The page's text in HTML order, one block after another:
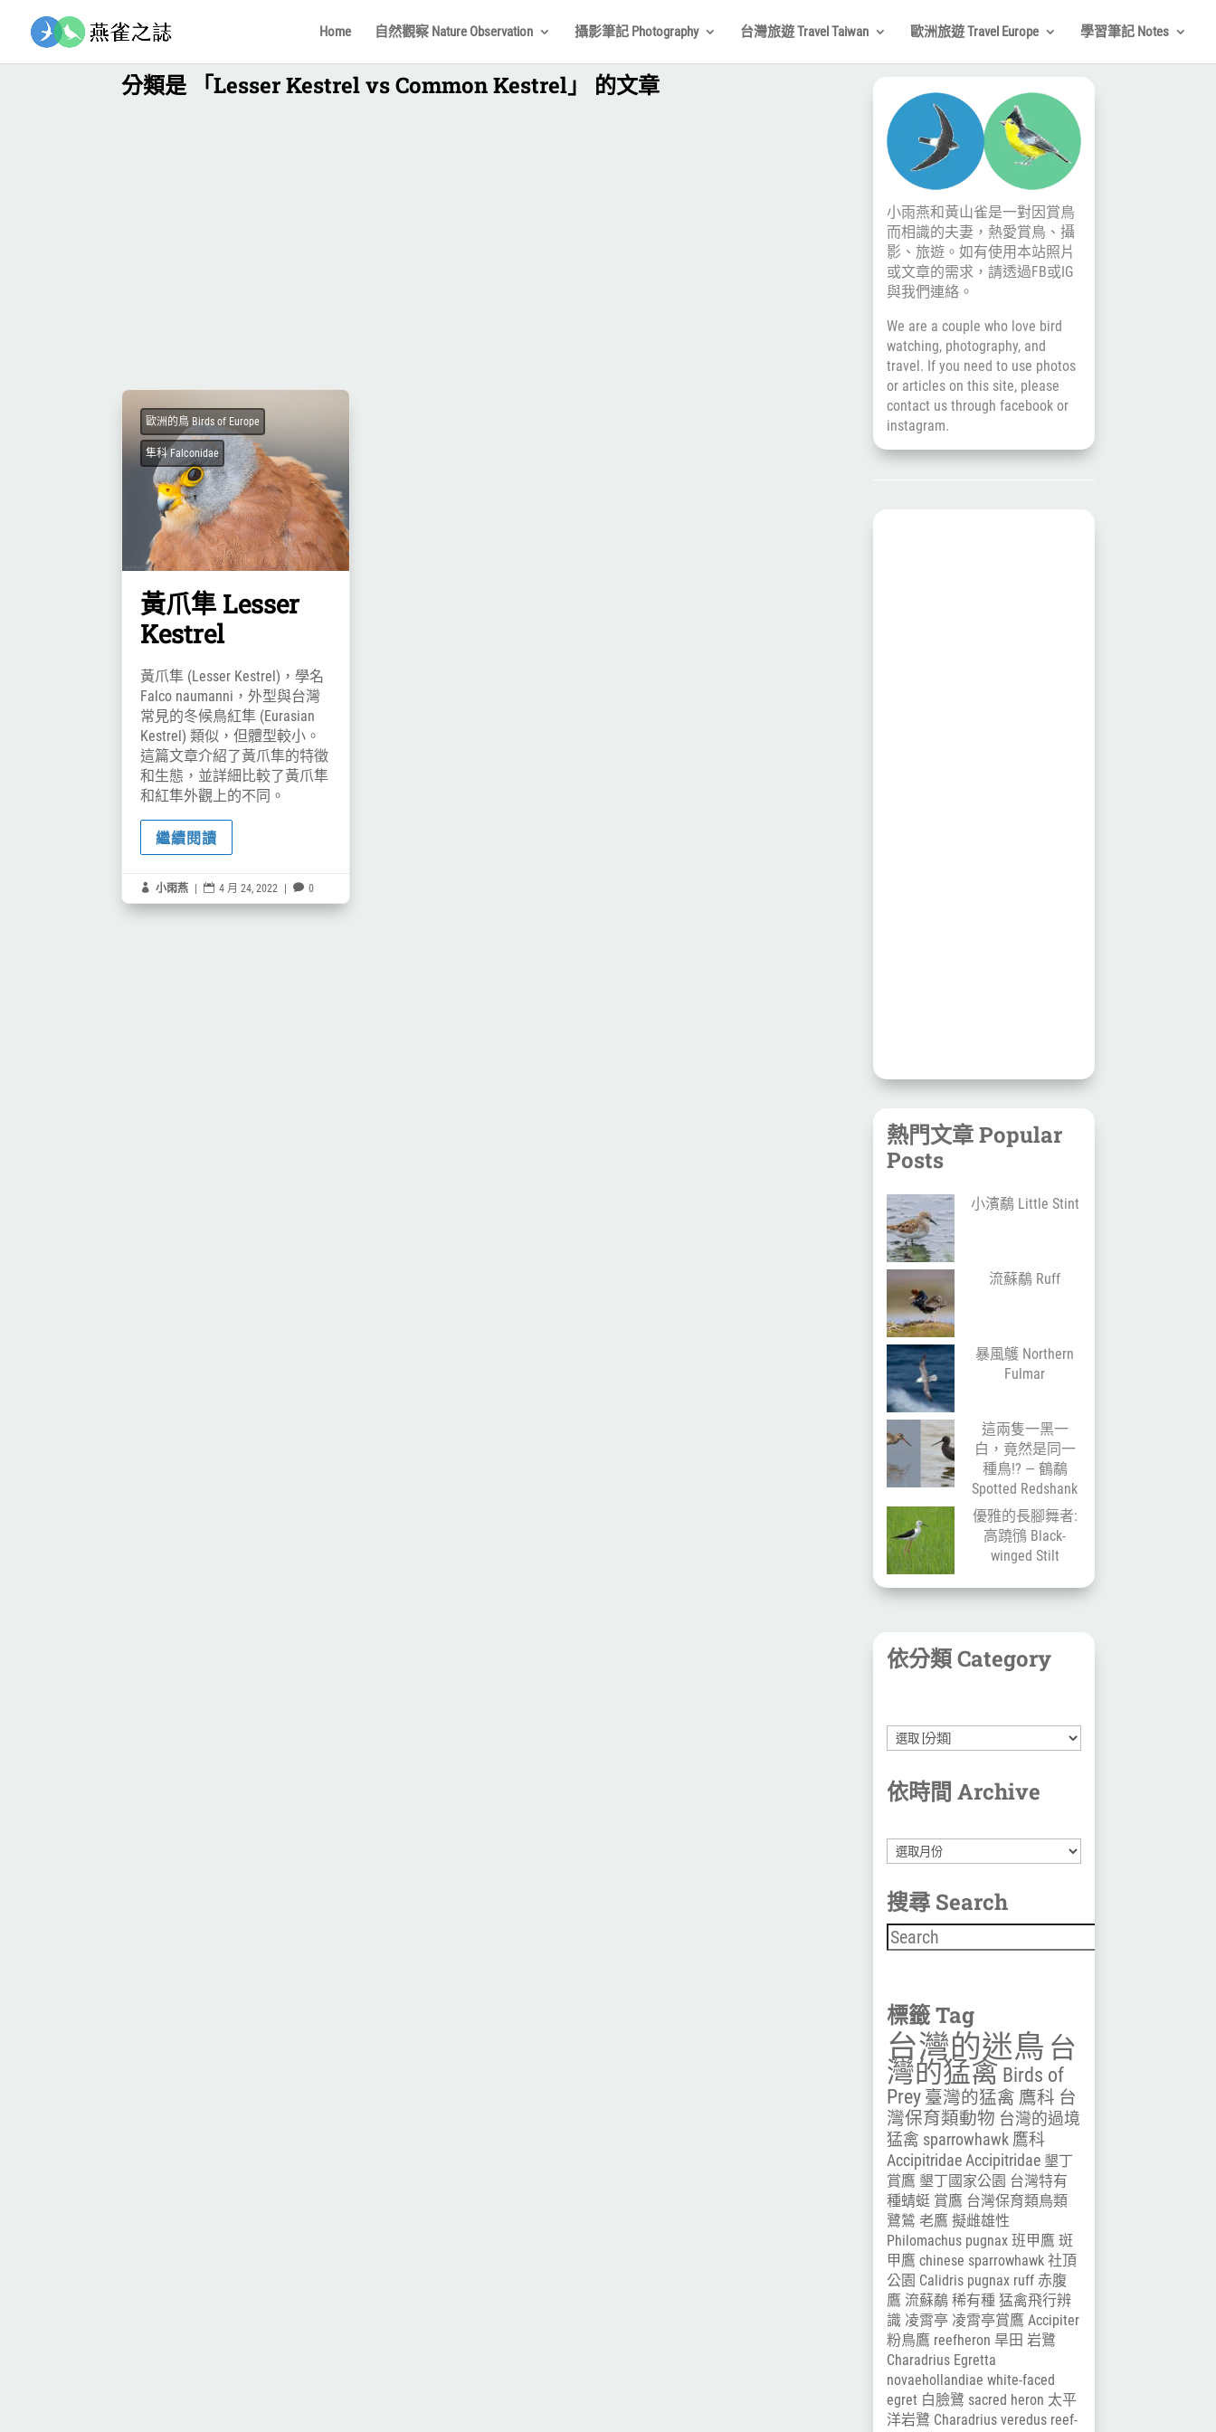
Home 自然觀察 Nature Observation 攝影筆記 Photography 台灣旅遊 Travel Taiwan 歐洲旅遊 Travel Europe 學習筆記 Notes
分類是 「Lesser Kestrel vs Common Kestrel」 的文章
歐洲的鳥 Birds of Europe
隼科 Falconidae
黃爪隼 Lesser
Kestrel
黃爪隼 (Lesser Kestrel)，學名
Falco naumanni，外型與台灣
常見的冬候鳥紅隼 (Eurasian
Kestrel) 類似，但體型較小。
這篇文章介紹了黃爪隼的特徵
和生態，並詳細比較了黃爪隼
和紅隼外觀上的不同。
繼續閱讀
 小雨燕 |  4 月 24, 2022 |  0
小雨燕和黃山雀是一對因賞鳥
而相識的夫妻，熱愛賞鳥、攝
影、旅遊。如有使用本站照片
或文章的需求，請透過FB或IG
與我們連絡。
We are a couple who love bird
watching, photography, and
travel. If you need to use photos
or articles on this site, please
contact us through facebookor
instagram.
熱門文章 Popular
Posts
小濱鷸 Little Stint
流蘇鷸 Ruff
暴風鸌 Northern
Fulmar
這兩隻一黑一
白，竟然是同一
種鳥!? — 鶴鷸
Spotted Redshank
優雅的長腳舞者:
高蹺鴴 Black-
winged Stilt
依分類 Category
依時間 Archive
彙
整
搜尋 Search
搜尋
標籤 Tag
台灣的迷鳥 台
灣的猛禽 Birds of
Prey 臺灣的猛禽 鷹科 台
灣保育類動物 台灣的過境
猛禽 sparrowhawk 鷹科
Accipitridae Accipitridae 墾丁
賞鷹 墾丁國家公園 台灣特有
種蜻蜓 賞鷹 台灣保育類鳥類
鷺鷥 老鷹 擬雌雄性
Philomachus pugnax 班甲鷹 斑
甲鷹 chinese sparrowhawk 社頂
公園 Calidris pugnax ruff 赤腹
鷹 流蘇鷸 稀有種 猛禽飛行辨
識 凌霄亭 凌霄亭賞鷹 Accipiter
粉鳥鷹 reefheron 旱田 岩鷺
Charadrius Egretta
novaehollandiae white-faced
egret 白臉鷺 sacred heron 太平
洋岩鷺 Charadrius veredus reef-